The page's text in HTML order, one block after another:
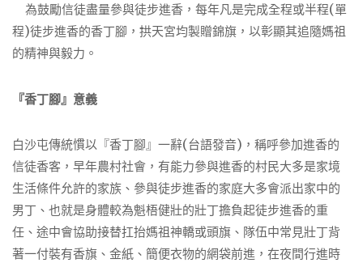
為鼓勵信徒盡量參與徒步進香，每年凡是完成全程或半程(單
程)徒步進香的香丁腳，拱天宮均製贈錦旗，以彰顯其追隨媽祖
的精神與毅力。
『香丁腳』意義
白沙屯傳統慣以『香丁腳』一辭(台語發音)，稱呼參加進香的
信徒香客，早年農村社會，有能力參與進香的村民大多是家境
生活條件允許的家族、參與徒步進香的家庭大多會派出家中的
男丁、也就是身體較為魁梧健壯的壯丁擔負起徒步進香的重
任、途中會協助接替扛抬媽祖神轎或頭旗、隊伍中常見壯丁背
著一付裝有香旗、金紙、簡便衣物的網袋前進，在夜間行進時